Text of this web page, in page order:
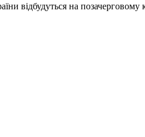
відбудуться на позачерговому